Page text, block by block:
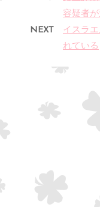
容疑者
NEXT
イスラ
れている